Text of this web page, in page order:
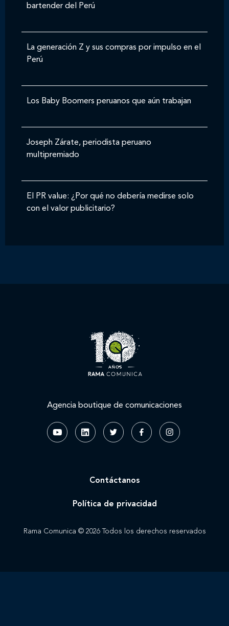
bartender del Perú
La generación Z y sus compras por impulso en el
Perú
Los Baby Boomers peruanos que aún trabajan
Joseph Zárate, periodista peruano
multipremiado
El PR value: ¿Por qué no debería medirse solo
con el valor publicitario?
Agencia boutique de comunicaciones
Rama Comunica © 2026 Todos los derechos reservados
Contáctanos
Política de privacidad